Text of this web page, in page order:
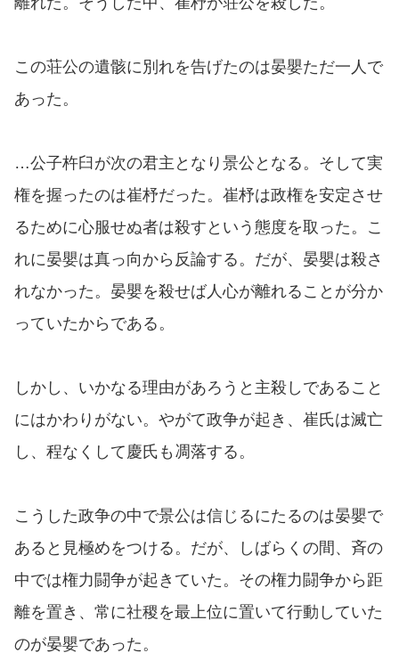
この荘公の遺骸に別れを告げたのは晏嬰ただ一人で
あった。
…公子杵臼が次の君主となり景公となる。そして実
権を握ったのは崔杼だった。崔杼は政権を安定させ
るために心服せぬ者は殺すという態度を取った。こ
れに晏嬰は真っ向から反論する。だが、晏嬰は殺さ
れなかった。晏嬰を殺せば人心が離れることが分か
っていたからである。
しかし、いかなる理由があろうと主殺しであること
にはかわりがない。やがて政争が起き、崔氏は滅亡
し、程なくして慶氏も凋落する。
こうした政争の中で景公は信じるにたるのは晏嬰で
あると見極めをつける。だが、しばらくの間、斉の
中では権力闘争が起きていた。その権力闘争から距
離を置き、常に社稷を最上位に置いて行動していた
のが晏嬰であった。